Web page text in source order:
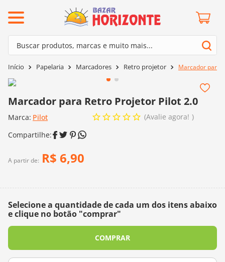
Buscar produtos, marcas e muito mais...
Papelaria Marcadores Retro projetor Marcador para
Marcador para Retro Projetor Pilot 2.0
Marca: Pilot Avalie agora!
A partir de: R$ 6,90
Selecione a quantidade de cada um dos itens abaixo
e clique no botão "comprar"
COMPRAR
Termos mais buscados
kit amigurumi
agulha crochê
6 º lã cisne
8
9º dmc
mais buscados
barroco
mollet
kit amigurumi
agulha crochê
fio amigurumi
lã cisne
charme